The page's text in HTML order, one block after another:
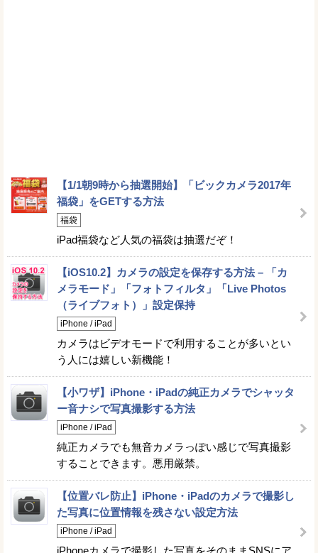
【1/1朝9時から抽選開始】「ビックカメラ2017年
福袋」をGETする方法
福袋
iPad福袋など人気の福袋は抽選だぞ！
【iOS10.2】カメラの設定を保存する方法 – 「カ
メラモード」「フォトフィルタ」「Live Photos
（ライブフォト）」設定保持
iPhone / iPad
カメラはビデオモードで利用することが多いとい
う人には嬉しい新機能！
【小ワザ】iPhone・iPadの純正カメラでシャッタ
ー音ナシで写真撮影する方法
iPhone / iPad
純正カメラでも無音カメラっぽい感じで写真撮影
することできます。悪用厳禁。
【位置バレ防止】iPhone・iPadのカメラで撮影し
た写真に位置情報を残さない設定方法
iPhone / iPad
iPhoneカメラで撮影した写真をそのままSNSにア